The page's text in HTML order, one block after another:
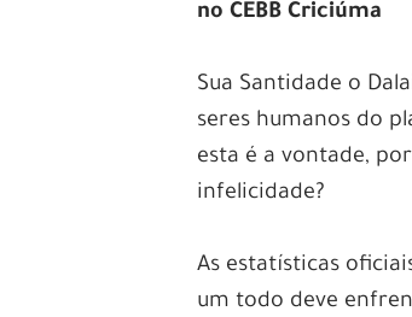
no CEBB Criciúma
Sua Santidade o
seres humanos do
esta é a vontade,
infelicidade?
As estatísticas
um todo deve